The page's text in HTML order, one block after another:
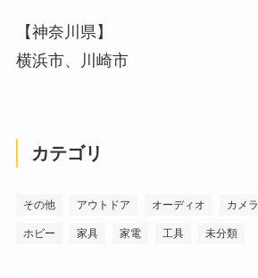
【神奈川県】
横浜市、川崎市
カテゴリ
その他 アウトドア オーディオ カメラ
ホビー 家具 家電 工具 未分類